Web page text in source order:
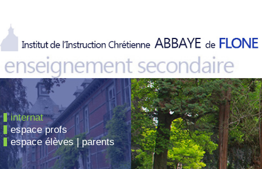
internat
espace profs
espace élèves | parents